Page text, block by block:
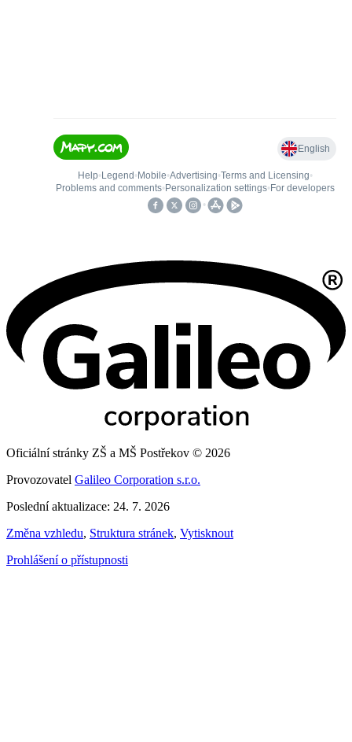
Oficiální stránky ZŠ a MŠ Postřekov © 2026
Provozovatel Galileo Corporation s.r.o.
Poslední aktualizace: 24. 7. 2026
Změna vzhledu, Struktura stránek, Vytisknout
Prohlášení o přístupnosti